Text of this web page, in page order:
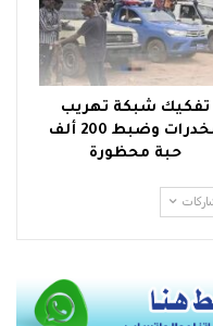
تفكيك شبكة تهريب
مخدرات وضبط 200 ألف
حبة محظورة